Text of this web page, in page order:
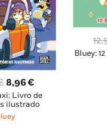
O
preço
original
8,96€O
preço
atual
Livro de
ilustrado
Bluey: